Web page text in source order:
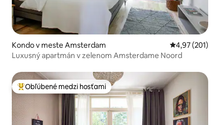
Kondo v meste Amsterdam Priemerné
4,97 (201)
Luxusný apartmán v zelenom Amsterdame Noord
Najobľúbenejšie medzi hosťami
Obľúbené medzi hosťami